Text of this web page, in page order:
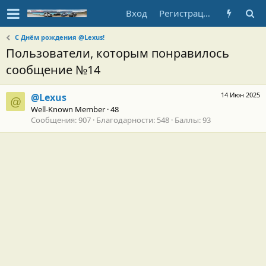
Вход Регистрация
С Днём рождения @Lexus!
Пользователи, которым понравилось
сообщение №14
@
14 Июн 2025
@Lexus
Well-Known Member ·48
Сообщения 907 Благодарности 548 Баллы 93